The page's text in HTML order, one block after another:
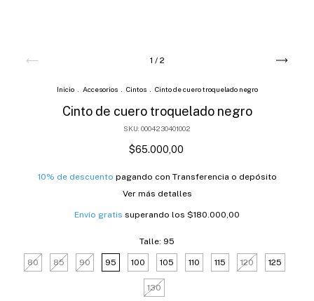
1 / 2
Inicio Accesorios Cintos Cinto de cuero troquelado negro
Cinto de cuero troquelado negro
SKU: 0004230401002
$65.000,00
10% de descuento pagando con Transferencia o depósito
Ver más detalles
Envío gratis superando los $180.000,00
Talle: 95
80 85 90 95 100 105 110 115 120 125
130